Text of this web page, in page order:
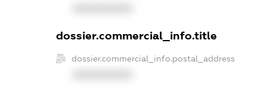
dossier.commercial_info.title
dossier.commercial_info.postal_address